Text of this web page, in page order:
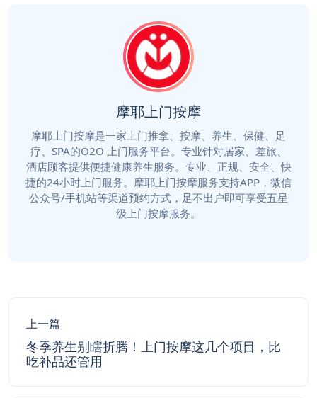
摩耶上门按摩
摩耶上门按摩是一家上门推拿、按摩、养生、保健、足
疗、SPA的O2O 上门服务平台。专业针对居家、差旅、
酒店顾客提供便捷健康养生服务。专业、正规、安全、快
捷的24小时上门服务。摩耶上门按摩服务支持APP，微信
公众号/手机站等渠道预约方式，足不出户即可享受五星
级上门按摩服务。
上一篇
冬季养生别瞎折腾！上门按摩这几个项目，比
吃补品还管用